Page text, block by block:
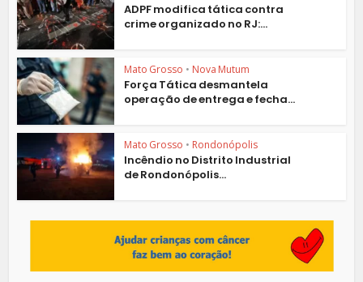
ADPF modifica tática contra
crime organizado no RJ:...
Mato Grosso • Nova Mutum
Força Tática desmantela
operação de entrega e fecha...
Mato Grosso • Rondonópolis
Incêndio no Distrito Industrial
de Rondonópolis...